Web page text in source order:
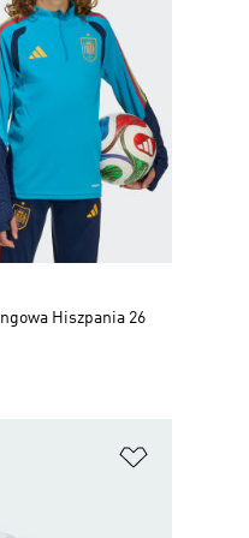
Hiszpania 26